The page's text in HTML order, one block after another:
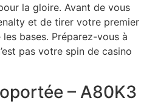
la gloire. Avant de vous
et de tirer votre premier
bases. Préparez-vous à
pas votre spin de casino
– A80K3